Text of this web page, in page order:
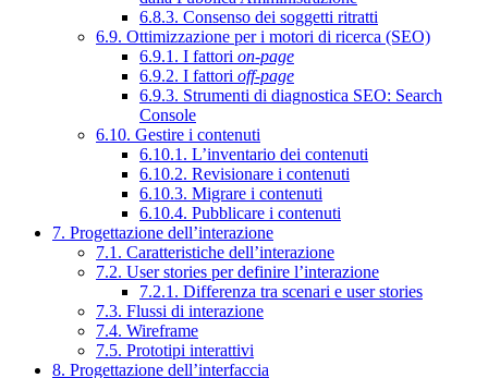
6.8.3. Consenso dei soggetti ritratti
6.9. Ottimizzazione per i motori di ricerca (SEO)
6.9.1. I fattori on-page
6.9.2. I fattori off-page
6.9.3. Strumenti di diagnostica SEO: Search
Console
6.10. Gestire i contenuti
6.10.1. L’inventario dei contenuti
6.10.2. Revisionare i contenuti
6.10.3. Migrare i contenuti
6.10.4. Pubblicare i contenuti
7. Progettazione dell’interazione
7.1. Caratteristiche dell’interazione
7.2. User stories per definire l’interazione
7.2.1. Differenza tra scenari e user stories
7.3. Flussi di interazione
7.4. Wireframe
7.5. Prototipi interattivi
8. Progettazione dell’interfaccia